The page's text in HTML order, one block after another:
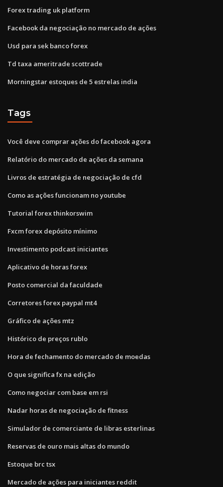
Forex trading uk platform
Facebook da negociação no mercado de ações
Usd para sek banco forex
Td taxa ameritrade scottrade
Morningstar estoques de 5 estrelas india
Tags
Você deve comprar ações do facebook agora
Relatório do mercado de ações da semana
Livros de estratégia de negociação de cfd
Como as ações funcionam no youtube
Tutorial forex thinkorswim
Fxcm forex depósito mínimo
Investimento podcast iniciantes
Aplicativo de horas forex
Posto comercial da faculdade
Corretores forex paypal mt4
Gráfico de ações mtz
Histórico de preços rublo
Hora de fechamento do mercado de moedas
O que significa fx na edição
Como negociar com base em rsi
Nadar horas de negociação de fitness
Simulador de comerciante de libras esterlinas
Reservas de ouro mais altas do mundo
Estoque brc tsx
Mercado de ações para iniciantes reddit